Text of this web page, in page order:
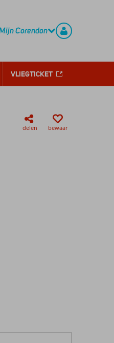
Corendon
VLIEGTICKET
delen bewaar